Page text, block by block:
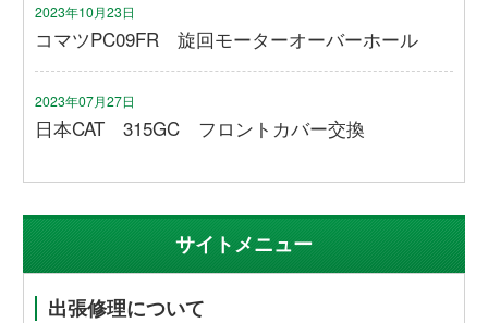
2023年10月23日
コマツPC09FR 旋回モーターオーバーホール
2023年07月27日
日本CAT 315GC フロントカバー交換
サイトメニュー
出張修理について